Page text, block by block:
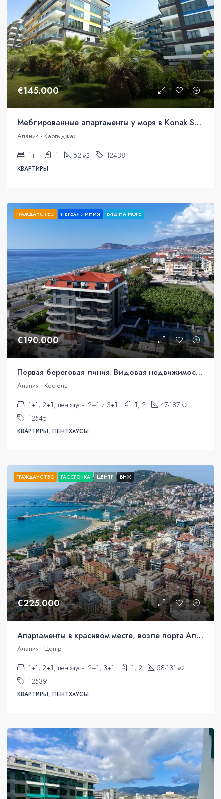
€145.000
Меблированные апартаменты у моря в Konak Seaside Resort
Алания - Каргыджак
1+1 1 62 м2 12438
КВАРТИРЫ
ГРАЖДАНСТВО ПЕРВАЯ ЛИНИЯ ВИД НА МОРЕ
€190.000
Первая береговая линия. Видовая недвижимость под гражданство
Алания - Кестель
1+1, 2+1, пентхаусы 2+1 и 3+1 1, 2 47-187 м2
12545
КВАРТИРЫ, ПЕНТХАУСЫ
ГРАЖДАНСТВО РАССРОЧКА ЦЕНТР ВНЖ
€225.000
Апартаменты в красивом месте, возле порта Аланьи.
Алания - Центр
1+1, 2+1, пентхаусы 2+1, 3+1 1, 2 58-131 м2
12539
КВАРТИРЫ, ПЕНТХАУСЫ